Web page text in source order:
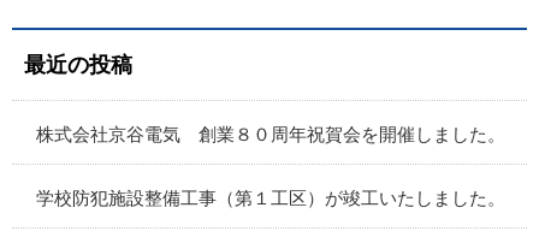
最近の投稿
株式会社京谷電気 創業８０周年祝賀会を開催しました。
学校防犯施設整備工事（第１工区）が竣工いたしました。